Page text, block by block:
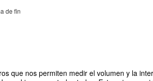
que nos permiten medir el volumen y la
de fin